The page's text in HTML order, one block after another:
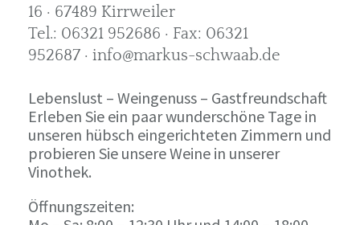
16 · 67489 Kirrweiler
Tel.: 06321 952686 · Fax: 06321
952687 · info@markus-schwaab.de
Lebenslust – Weingenuss – Gastfreundschaft
Erleben Sie ein paar wunderschöne Tage in
unseren hübsch eingerichteten Zimmern und
probieren Sie unsere Weine in unserer
Vinothek.
Öffnungszeiten: